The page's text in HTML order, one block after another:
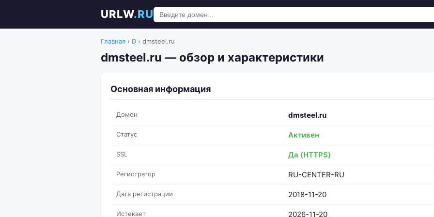
URLW.RU
Главная › D › dmsteel.ru
dmsteel.ru — обзор и характеристики
Основная информация
Домен dmsteel.ru
Статус Активен
SSL Да (HTTPS)
Регистратор RU-CENTER-RU
Дата регистрации 2018-11-20
Истекает 2026-11-20